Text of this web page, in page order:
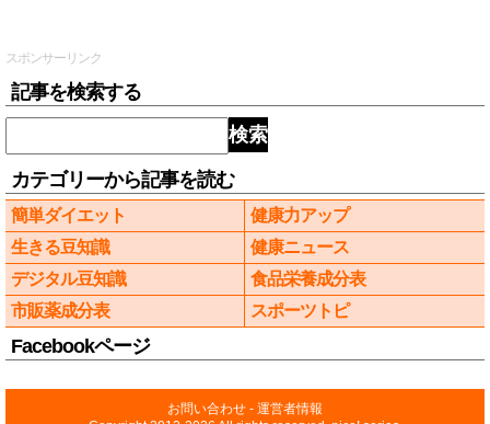
スポンサーリンク
記事を検索する
検索
カテゴリーから記事を読む
簡単ダイエット
健康力アップ
生きる豆知識
健康ニュース
デジタル豆知識
食品栄養成分表
市販薬成分表
スポーツトピ
Facebookページ
お問い合わせ - 運営者情報